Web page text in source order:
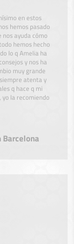
en estos
hemos pasado
ayuda cómo
hemos hecho
lo q Amelia ha
y nos ha
muy grande
atenta y
q hace q mi
la recomiendo
Barcelona